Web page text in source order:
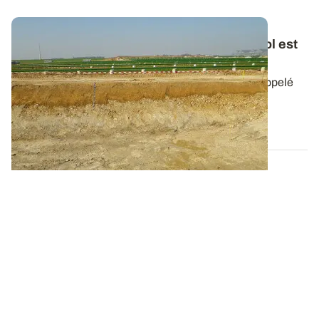
RU : seule une partie de l’eau du sol est
facilement exploitée par les plantes
Le stock d’eau du sol utilisable par les plantes est appelé
réservoir utilisable en eau -...
30 AVR. 2026